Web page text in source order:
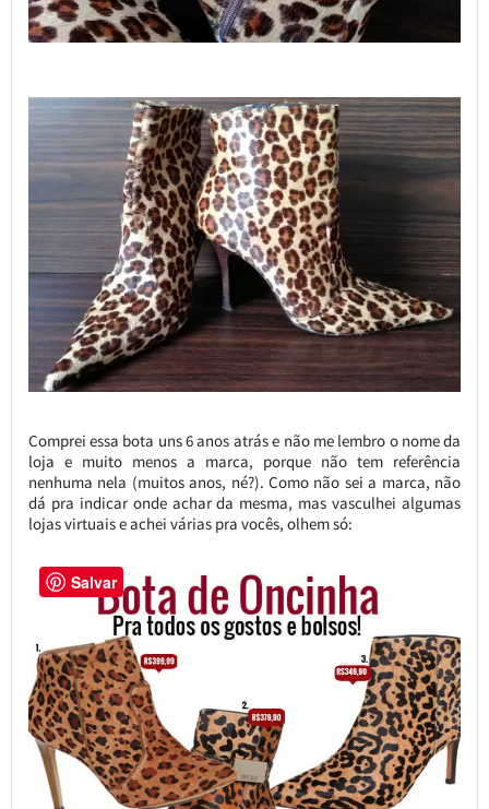
Comprei essa bota uns 6 anos atrás e não me lembro o nome da
loja e muito menos a marca, porque não tem referência
nenhuma nela (muitos anos, né?). Como não sei a marca, não
dá pra indicar onde achar da mesma, mas vasculhei algumas
lojas virtuais e achei várias pra vocês, olhem só:
Salvar